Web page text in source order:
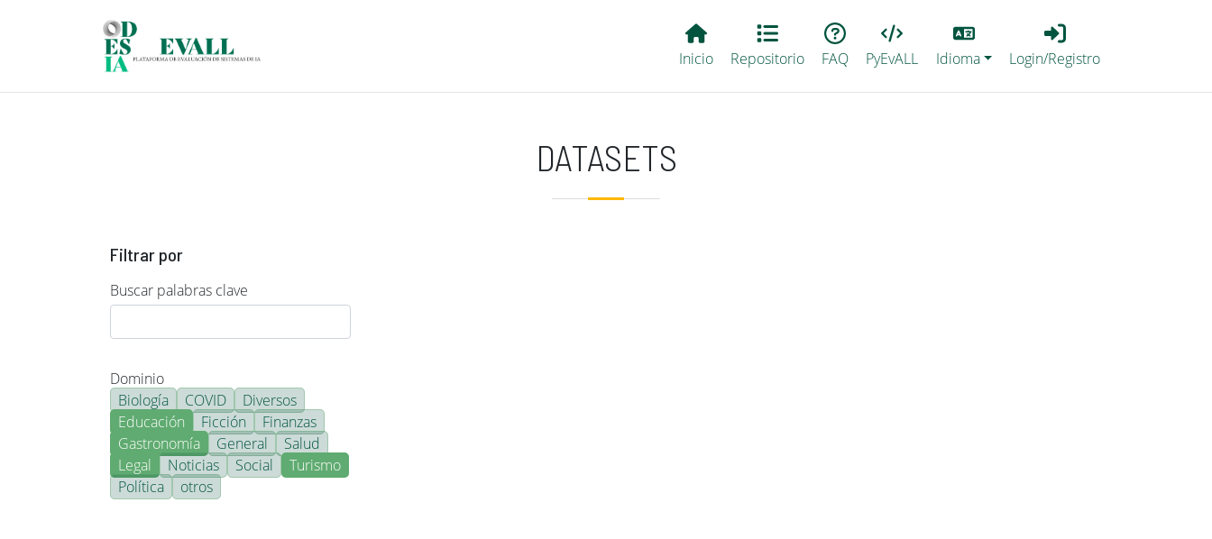
Main EvALL
Inicio Repositorio FAQ PyEvALL
Lang
Idioma
Login_Registro
Login/Registro
DATASETS
Filtrar por
Buscar palabras clave
Dominio
Biología
COVID
Diversos
Educación
Ficción
Finanzas
Gastronomía
General
Salud
Legal
Noticias Social
Turismo
Política
otros